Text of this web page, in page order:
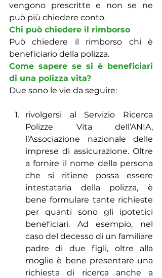
vengono prescritte e non se ne
può più chiedere conto.
Chi può chiedere il rimborso
Può chiedere il rimborso chi è
beneficiario della polizza.
Come sapere se si è beneficiari
di una polizza vita?
Due sono le vie da seguire:
rivolgersi al Servizio Ricerca
Polizze Vita dell’ANIA,
l’Associazione nazionale delle
imprese di assicurazione. Oltre
a fornire il nome della persona
che si ritiene possa essere
intestataria della polizza, è
bene formulare tante richieste
per quanti sono gli ipotetici
beneficiari. Ad esempio, nel
caso del decesso di un familiare
padre di due figli, oltre alla
moglie è bene presentare una
richiesta di ricerca anche a